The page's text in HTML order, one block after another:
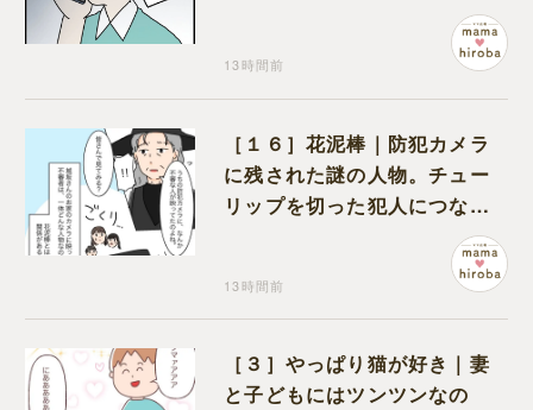
13時間前
［１６］花泥棒｜防犯カメラ
に残された謎の人物。チュー
リップを切った犯人につなが
る証拠になるのか期待する
13時間前
［３］やっぱり猫が好き｜妻
と子どもにはツンツンなの